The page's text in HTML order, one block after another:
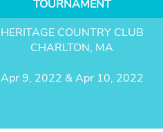
TOURNAMENT
HERITAGE COUNTRY CLUB
CHARLTON, MA
Apr 9, 2022 & Apr 10, 2022